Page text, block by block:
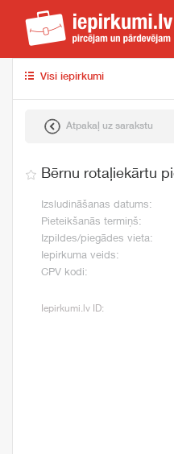
Visi iepirkumi
Atpakaļ uz sarakstu
Bērnu rotaļiekārtu
Izsludināšanas datums:
Pieteikšanās termiņš:
Izpildes/piegādes vieta:
Iepirkuma veids:
CPV kodi:
Iepirkumi.lv ID: